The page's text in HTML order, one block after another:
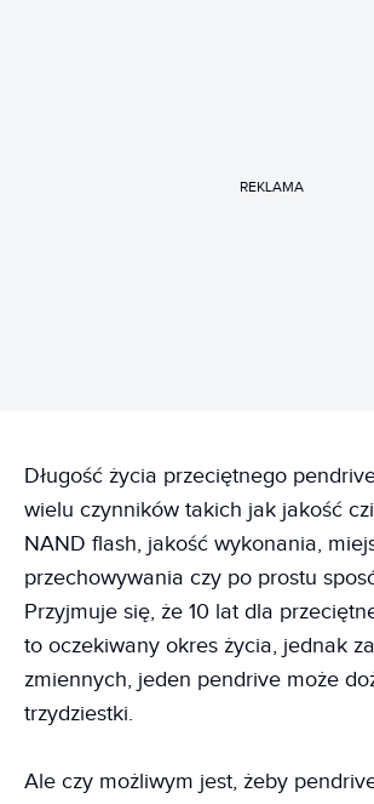
REKLAMA
Długość życia przeciętnego
wielu czynników takich jak jakość
NAND flash, jakość wykonania,
przechowywania czy po prostu
Przyjmuje się, że 10 lat dla
to oczekiwany okres życia, jednak
zmiennych, jeden pendrive może
trzydziestki.
Ale czy możliwym jest, żeby